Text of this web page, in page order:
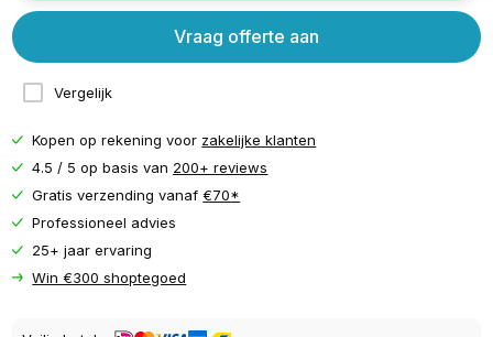
Vergelijk
Vraag offerte aan
Kopen op rekening voor zakelijke klanten
4.5 / 5 op basis van 200+ reviews
Gratis verzending vanaf€70*
Professioneel advies
25+ jaar ervaring
Win €300 shoptegoed